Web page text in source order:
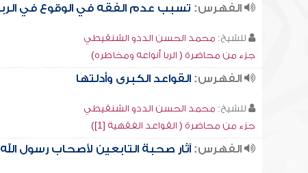
الفهرس: تسبب عدم الفقه في الوقوع في
للشيخ: محمد الحسن الددو الشنقيطي
جزء من محاضرة ( الربا أنواعه ومخاطره)
الفهرس:القواعد الكبرى وأدلتها
للشيخ: محمد الحسن الددو الشنقيطي
جزء من محاضرة ( القواعد الفقهية [1])
الفهرس:آثار صحبة التابعين لأصحاب رسول الله